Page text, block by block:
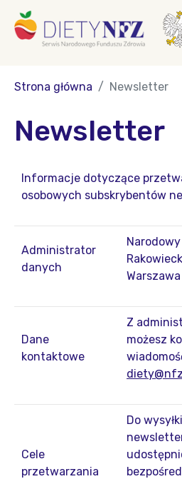
Strona główna Newsletter
Newsletter
Informacje dotyczące
osobowych subskrybentów
Administrator
danych
Warszawa
Dane
kontaktowe
Z
możesz
Cele
przetwarzania
Do